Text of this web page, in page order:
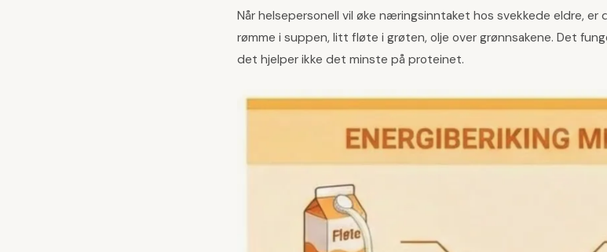
Når helsepersonell vil øke næringsinntaket hos svekkede eldre,
rømme i suppen, litt fløte i grøten, olje over grønnsakene. Det
det hjelper ikke det minste på proteinet.